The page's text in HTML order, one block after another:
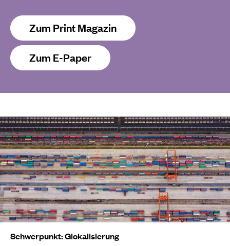
Zum Print Magazin
Zum E-Paper
Schwerpunkt: Glokalisierung